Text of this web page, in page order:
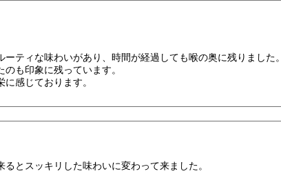
ティな味わいがあり、時間が経過しても喉の奥に残りました。
も印象に残っています。
感じております。
とスッキリした味わいに変わって来ました。